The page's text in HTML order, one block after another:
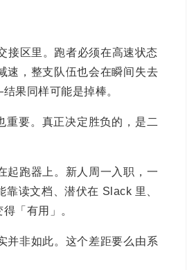
接区里。跑者必须在高速状态
速，整支队伍也会在瞬间失去
果同样可能是掉棒。
重要。真正决定胜负的，是二
起跑器上。新人周一入职，一
读文档、潜伏在 Slack 里、
「有用」。
并非如此。这个差距要么由系